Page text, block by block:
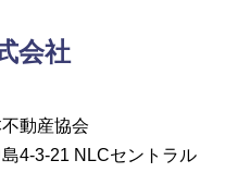
会社
動産協会
4-3-21 NLCセントラル